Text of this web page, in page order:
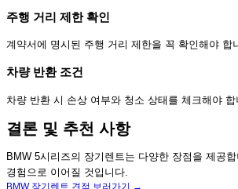
주행 거리 제한 확인
계약서에 명시된 주행 거리 제한을 꼭 확인해야
차량 반환 조건
차량 반환 시 손상 여부와 청소 상태를 체크해야
결론 및 추천 사항
BMW 5시리즈의 장기렌트는 다양한 장점을 제공
경험으로 이어질 것입니다.
BMW 장기렌트 견적 보러가기 →